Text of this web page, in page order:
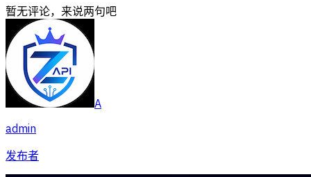
暂无评论，来说两句吧
A
admin
发布者